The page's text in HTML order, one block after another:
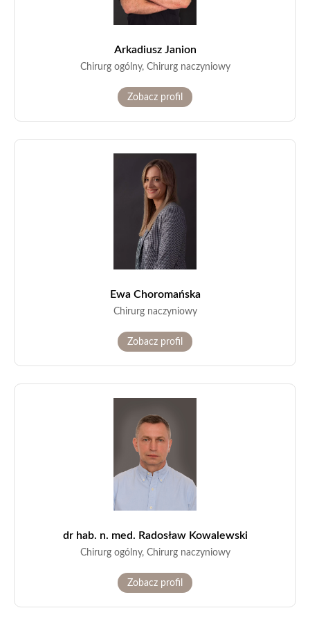
Arkadiusz Janion
Chirurg ogólny, Chirurg naczyniowy
Zobacz profil
Ewa Choromańska
Chirurg naczyniowy
Zobacz profil
dr hab. n. med. Radosław Kowalewski
Chirurg ogólny, Chirurg naczyniowy
Zobacz profil